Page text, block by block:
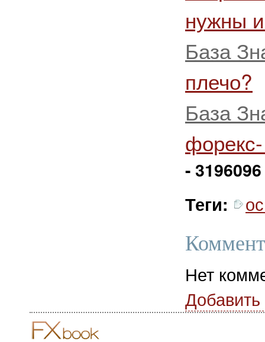
нужны
База
плечо?
База
- 3196096
Теги:
Нет